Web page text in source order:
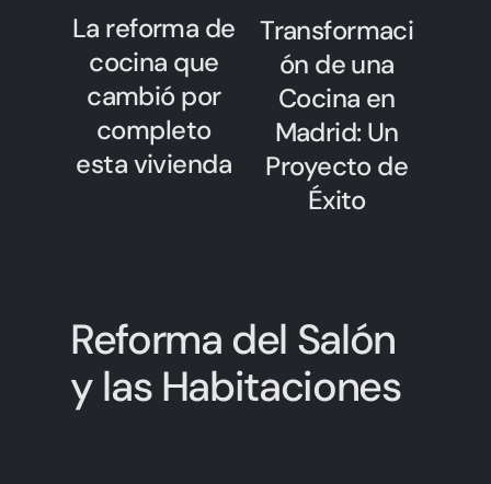
La reforma de
cocina que
cambió por
completo
esta vivienda
Transformaci
ón de una
Cocina en
Madrid: Un
Proyecto de
Éxito
Reforma del Salón
y las Habitaciones